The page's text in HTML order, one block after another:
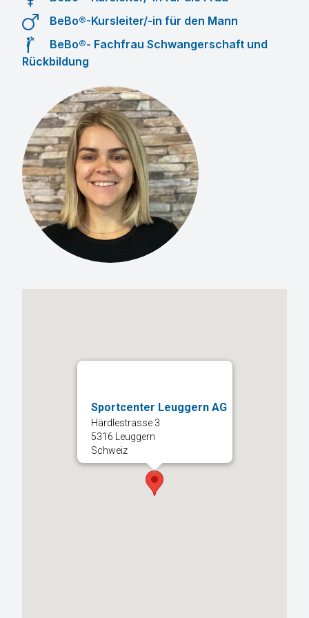
BeBo®-Kursleiter/-in für den Mann
BeBo®- Fachfrau Schwangerschaft und
Rückbildung
Sportcenter Leuggern AG
Härdlestrasse 3
5316 Leuggern
Schweiz